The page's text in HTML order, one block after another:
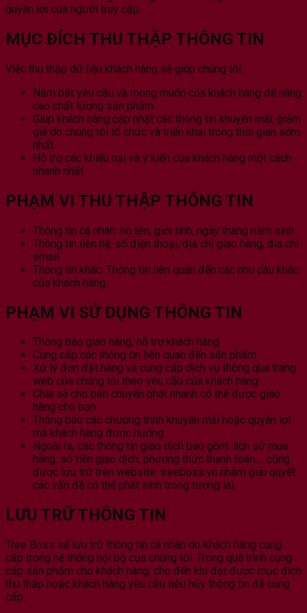
quyền lợi của người truy cập.
MỤC ĐÍCH THU THẬP THÔNG TIN
Việc thu thập dữ liệu khách hàng sẽ giúp chúng tôi:
Nắm bắt yêu cầu và mong muốn của khách hàng để nâng
cao chất lượng sản phẩm.
Giúp khách hàng cập nhật các thông tin khuyến mãi, giảm
giá do chúng tôi tổ chức và triển khai trong thời gian sớm
nhất.
Hỗ trợ các khiếu nại và ý kiến ​​của khách hàng một cách
nhanh nhất.
PHẠM VI THU THẬP THÔNG TIN
Thông tin cá nhân: họ tên, giới tính, ngày tháng năm sinh.
Thông tin liên hệ: số điện thoại, địa chỉ giao hàng, địa chỉ
email.
Thông tin khác: Thông tin liên quan đến các nhu cầu khác
của khách hàng.
PHẠM VI SỬ DỤNG THÔNG TIN
Thông báo giao hàng, hỗ trợ khách hàng
Cung cấp các thông tin liên quan đến sản phẩm
Xử lý đơn đặt hàng và cung cấp dịch vụ thông qua trang
web của chúng tôi theo yêu cầu của khách hàng
Chia sẻ cho bên chuyển phát nhanh có thể được giao
hàng cho bạn.
Thông báo các chương trình khuyến mãi hoặc quyền lợi
mà khách hàng được hưởng.
Ngoài ra, các thông tin giao dịch bao gồm: lịch sử mua
hàng, số tiền giao dịch, phương thức thanh toán,… cũng
được lưu trữ trên website: treeboss.vn nhằm giải quyết
các vấn đề có thể phát sinh trong tương lai.
LƯU TRỮ THÔNG TIN
Tree Boss sẽ lưu trữ thông tin cá nhân do khách hàng cung
cấp trong hệ thống nội bộ của chúng tôi. Trong quá trình cung
cấp sản phẩm cho khách hàng, cho đến khi đạt được mục đích
thu thập hoặc khách hàng yêu cầu tiêu hủy thông tin đã cung
cấp.